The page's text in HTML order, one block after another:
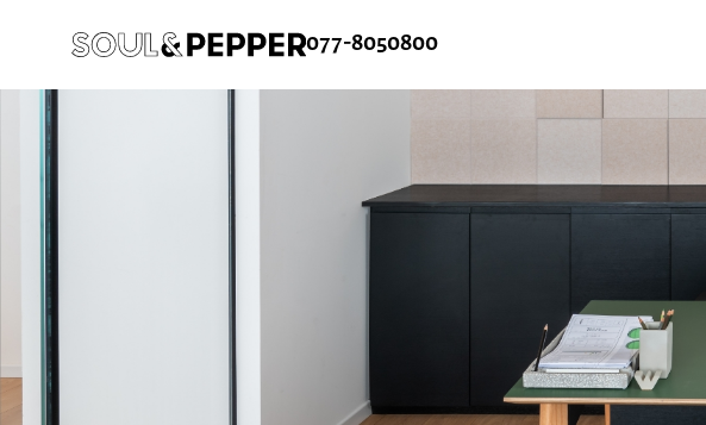
077-8050800
משתמש
חדש/אורח
דאגנו לכם ליצירת חשבון קלה ומהירה במיוחד. המשיכו למילוי
פרטיכם ותוכלו ליהנות מהיתרונות של משתמש רשום כבר עכשיו.